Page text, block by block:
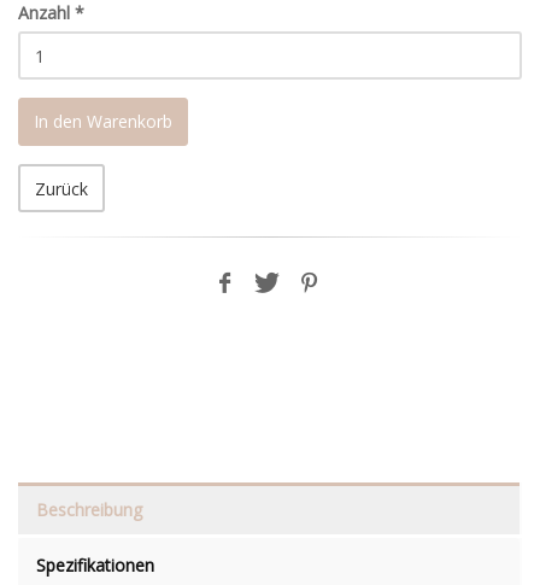
Anzahl *
In den Warenkorb
Zurück
Beschreibung
Spezifikationen